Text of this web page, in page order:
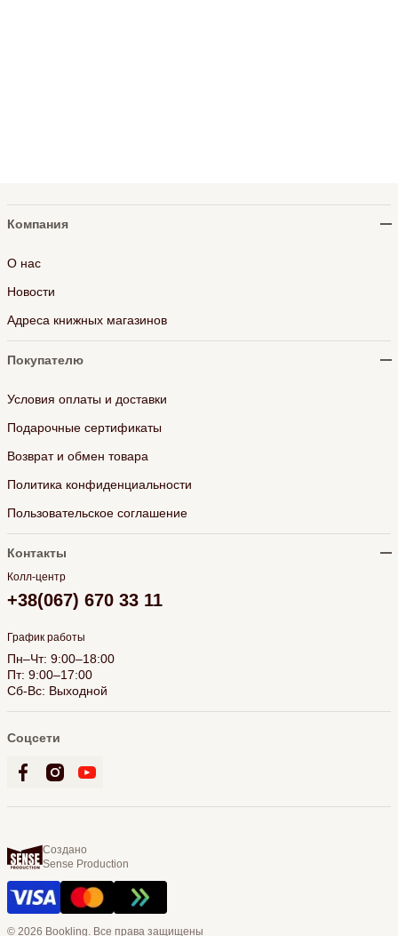
Компания
О нас
Новости
Адреса книжных магазинов
Покупателю
Условия оплаты и доставки
Подарочные сертификаты
Возврат и обмен товара
Политика конфиденциальности
Пользовательское соглашение
Контакты
Колл-центр
+38(067) 670 33 11
График работы
Пн–Чт: 9:00–18:00
Пт: 9:00–17:00
Сб-Вс: Выходной
Соцсети
Создано
Sense Production
© 2026 Bookling. Все права защищены